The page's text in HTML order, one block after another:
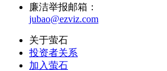
廉洁举报邮箱：
jubao@ezviz.com
关于萤石
投资者关系
加入萤石